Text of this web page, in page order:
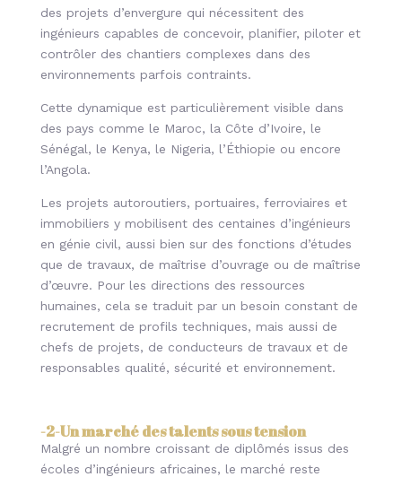
des projets d’envergure qui nécessitent des
ingénieurs capables de concevoir, planifier, piloter et
contrôler des chantiers complexes dans des
environnements parfois contraints.
Cette dynamique est particulièrement visible dans
des pays comme le Maroc, la Côte d’Ivoire, le
Sénégal, le Kenya, le Nigeria, l’Éthiopie ou encore
l’Angola.
Les projets autoroutiers, portuaires, ferroviaires et
immobiliers y mobilisent des centaines d’ingénieurs
en génie civil, aussi bien sur des fonctions d’études
que de travaux, de maîtrise d’ouvrage ou de maîtrise
d’œuvre. Pour les directions des ressources
humaines, cela se traduit par un besoin constant de
recrutement de profils techniques, mais aussi de
chefs de projets, de conducteurs de travaux et de
responsables qualité, sécurité et environnement.
-2-Un marché des talents sous tension
Malgré un nombre croissant de diplômés issus des
écoles d’ingénieurs africaines, le marché reste